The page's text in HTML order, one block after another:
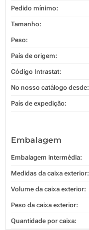
Pedido mínimo:
Tamanho:
Peso:
País de origem:
Código Intrastat:
No nosso catálogo desde:
País de expedição:
Embalagem
Embalagem intermédia:
Medidas da caixa exterior:
Volume da caixa exterior:
Peso da caixa exterior:
Quantidade por caixa: